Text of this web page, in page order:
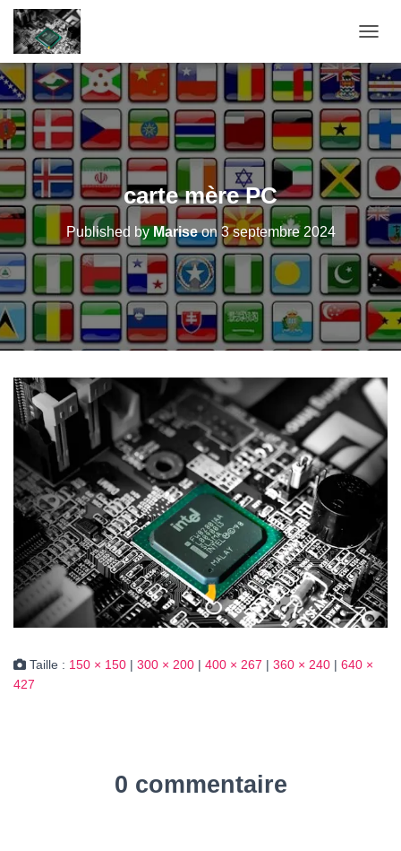
carte mère PC
Published byMariseon 3 septembre 2024
Taille : 150 × 150 | 300 × 200 | 400 × 267 | 360 × 240 | 640 ×
427
0 commentaire